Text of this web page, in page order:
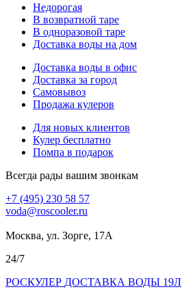
Недорогая
В возвратной таре
В одноразовой таре
Доставка воды на дом
Доставка воды в офис
Доставка за город
Самовывоз
Продажа кулеров
Для новых клиентов
Кулер бесплатно
Помпа в подарок
Всегда рады вашим звонкам
+7 (495) 230 58 57
voda@roscooler.ru
Москва, ул. Зорге, 17А
24/7
РОСКУЛЕР ДОСТАВКА ВОДЫ 19Л